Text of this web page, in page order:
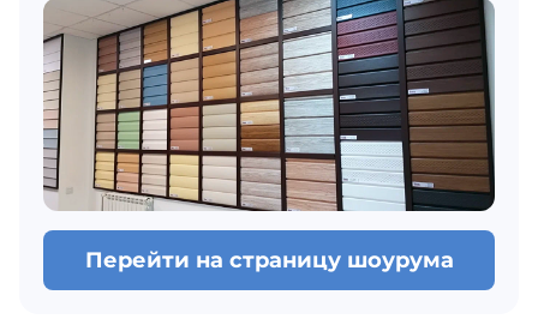
Перейти на страницу шоурума